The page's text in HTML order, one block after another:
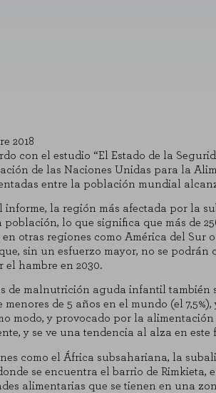
2018
con el estudio “El Estado de la
de las Naciones Unidas para la
entre la población mundial
informe, la región más afectada por la
población, lo que significa que más de
en otras regiones como América del Sur
sin un esfuerzo mayor, no se
el hambre en 2030.
de malnutrición aguda infantil también
menores de 5 años en el mundo (el
modo, y provocado por la
y se ve una tendencia al alza en
como el África subsahariana, la
se encuentra el barrio de
alimentarias que se tienen en una